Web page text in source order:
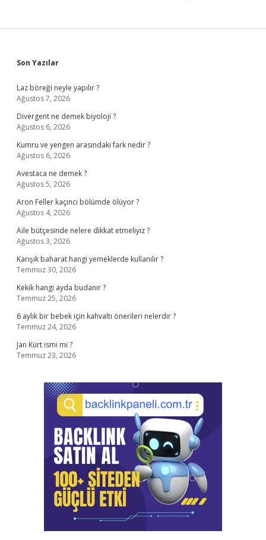
Sidebar
Son Yazılar
Laz böreği neyle yapılır ?
Ağustos 7, 2026
Divergent ne demek biyoloji ?
Ağustos 6, 2026
Kumru ve yengen arasındaki fark nedir ?
Ağustos 6, 2026
Avestaca ne demek ?
Ağustos 5, 2026
Aron Feller kaçıncı bölümde ölüyor ?
Ağustos 4, 2026
Aile bütçesinde nelere dikkat etmeliyiz ?
Ağustos 3, 2026
Karışık baharat hangi yemeklerde kullanılır ?
Temmuz 30, 2026
Kekik hangi ayda budanır ?
Temmuz 25, 2026
6 aylık bir bebek için kahvaltı önerileri nelerdir ?
Temmuz 24, 2026
Jan Kürt ismi mi ?
Temmuz 23, 2026